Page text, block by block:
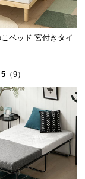
ベッド 宮付きタイ
5 （9）